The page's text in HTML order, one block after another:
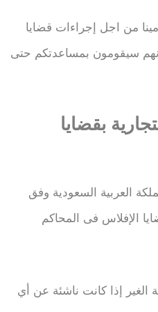
من اجل إجراءات قضايا
سيقومون بمساعدتكم حتى
بقضايا
العربية السعودية وفق
الإفلاس فى المحاكم
إذا كانت ناشئة عن أي